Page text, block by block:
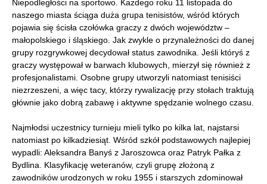
Niepodległości na sportowo. Każdego roku 11 listopada do
naszego miasta ściąga duża grupa tenisistów, wśród których
pojawia się ścisła czołówka graczy z dwóch województw –
małopolskiego i śląskiego. Jak zwykle o przynależności do danej
grupy rozgrywkowej decydował status zawodnika. Jeśli któryś z
graczy występował w barwach klubowych, mierzył się również z
profesjonalistami. Osobne grupy utworzyli natomiast tenisiści
niezrzeszeni, a więc tacy, którzy rywalizację przy stołach traktują
głównie jako dobrą zabawę i aktywne spędzanie wolnego czasu.
Najmłodsi uczestnicy turnieju mieli tylko po kilka lat, najstarsi
natomiast po kilkadziesiąt. Wśród szkół podstawowych najlepiej
wypadli: Aleksandra Banyś z Jaroszowca oraz Patryk Pałka z
Bydlina. Klasyfikację weteranów, czyli grupę złożoną z
zawodników urodzonych w roku 1955 i starszych zdominował